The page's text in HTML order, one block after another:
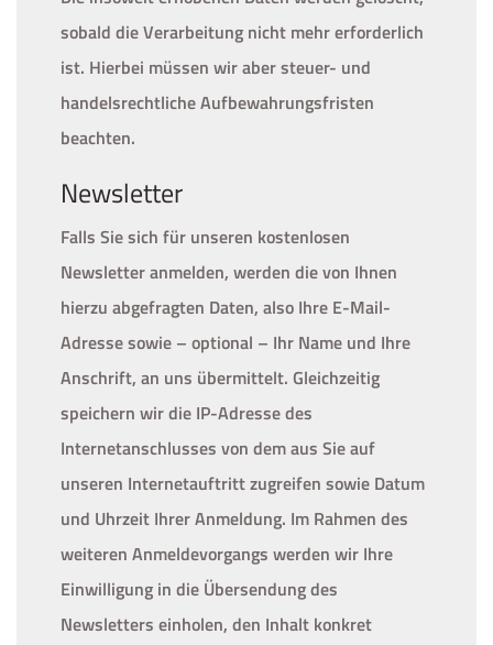
sobald die Verarbeitung nicht mehr erforderlich
ist. Hierbei müssen wir aber steuer- und
handelsrechtliche Aufbewahrungsfristen
beachten.
Newsletter
Falls Sie sich für unseren kostenlosen
Newsletter anmelden, werden die von Ihnen
hierzu abgefragten Daten, also Ihre E-Mail-
Adresse sowie – optional – Ihr Name und Ihre
Anschrift, an uns übermittelt. Gleichzeitig
speichern wir die IP-Adresse des
Internetanschlusses von dem aus Sie auf
unseren Internetauftritt zugreifen sowie Datum
und Uhrzeit Ihrer Anmeldung. Im Rahmen des
weiteren Anmeldevorgangs werden wir Ihre
Einwilligung in die Übersendung des
Newsletters einholen, den Inhalt konkret